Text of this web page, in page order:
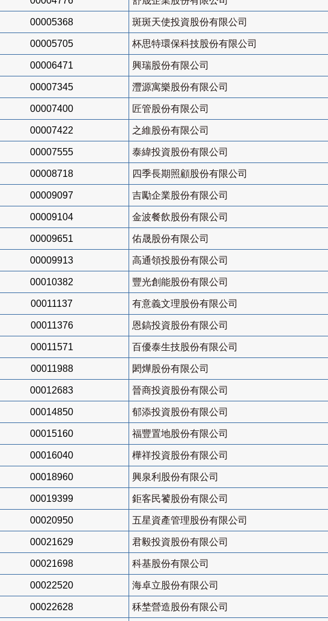
00005368 斑斑天使投資股份有限公司
00005705 杯思特環保科技股份有限公司
00006471 興瑞股份有限公司
00007345 灃源寓樂股份有限公司
00007400 匠管股份有限公司
00007422 之維股份有限公司
00007555 泰緯投資股份有限公司
00008718 四季長期照顧股份有限公司
00009097 吉勵企業股份有限公司
00009104 金波餐飲股份有限公司
00009651 佑晟股份有限公司
00009913 高通領投股份有限公司
00010382 豐光創能股份有限公司
00011137 有意義文理股份有限公司
00011376 恩鎬投資股份有限公司
00011571 百優泰生技股份有限公司
00011988 閎燁股份有限公司
00012683 晉商投資股份有限公司
00014850 郁添投資股份有限公司
00015160 福豐置地股份有限公司
00016040 樺祥投資股份有限公司
00018960 興泉利股份有限公司
00019399 鉅客民饕股份有限公司
00020950 五星資產管理股份有限公司
00021629 君毅投資股份有限公司
00021698 科基股份有限公司
00022520 海卓立股份有限公司
00022628 秝埜營造股份有限公司